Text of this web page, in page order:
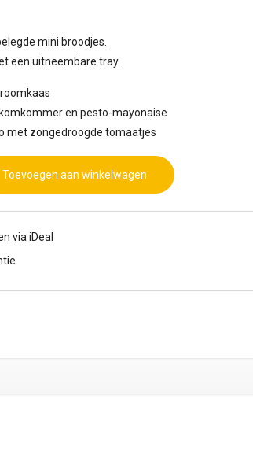
mini broodjes.
een uitneembare tray.
en pesto-mayonaise
met zongedroogde tomaatjes
Toevoegen aan winkelwagen
via iDeal